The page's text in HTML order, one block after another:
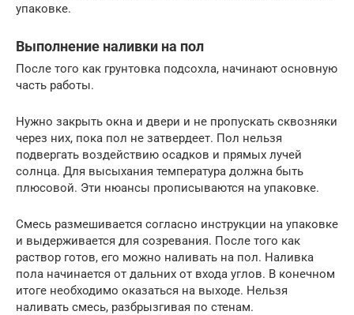
упаковке.
Выполнение наливки на пол
После того как грунтовка подсохла, начинают основную
часть работы.
Нужно закрыть окна и двери и не пропускать сквозняки
через них, пока пол не затвердеет. Пол нельзя
подвергать воздействию осадков и прямых лучей
солнца. Для высыхания температура должна быть
плюсовой. Эти нюансы прописываются на упаковке.
Смесь размешивается согласно инструкции на упаковке
и выдерживается для созревания. После того как
раствор готов, его можно наливать на пол. Наливка
пола начинается от дальних от входа углов. В конечном
итоге необходимо оказаться на выходе. Нельзя
наливать смесь, разбрызгивая по стенам.